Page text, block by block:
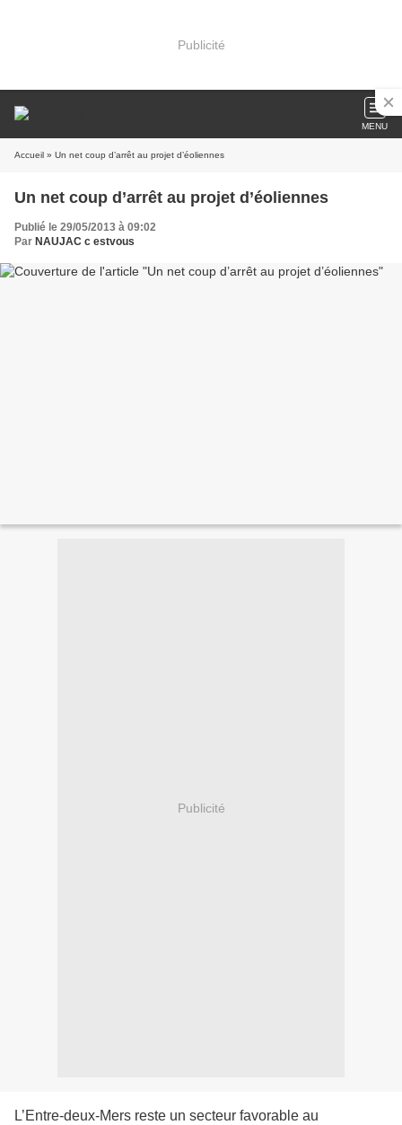
Publicité
MENU
Accueil » Un net coup d’arrêt au projet d’éoliennes
Un net coup d’arrêt au projet d’éoliennes
Publié le 29/05/2013 à 09:02
Par NAUJAC c estvous
Publicité
L’Entre-deux-Mers reste un secteur favorable au